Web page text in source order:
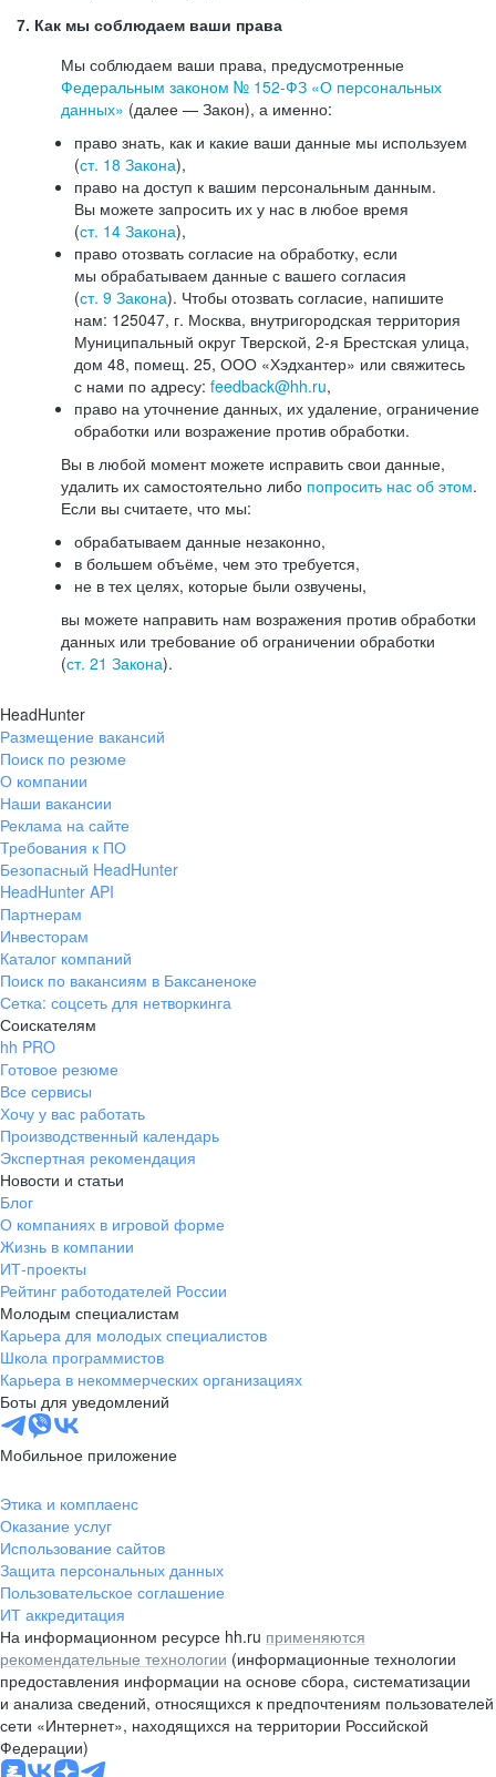
7. Как мы соблюдаем ваши права
Мы соблюдаем ваши права, предусмотренные
Федеральным законом № 152-ФЗ «О персональных
данных» (далее — Закон), а именно:
право знать, как и какие ваши данные мы используем
(ст. 18 Закона),
право на доступ к вашим персональным данным.
Вы можете запросить их у нас в любое время
(ст. 14 Закона),
право отозвать согласие на обработку, если
мы обрабатываем данные с вашего согласия
(ст. 9 Закона). Чтобы отозвать согласие, напишите
нам: 125047, г. Москва, внутригородская территория
Муниципальный округ Тверской, 2-я Брестская улица,
дом 48, помещ. 25, ООО «Хэдхантер» или свяжитесь
с нами по адресу: feedback@hh.ru,
право на уточнение данных, их удаление, ограничение
обработки или возражение против обработки.
Вы в любой момент можете исправить свои данные,
удалить их самостоятельно либо попросить нас об этом.
Если вы считаете, что мы:
обрабатываем данные незаконно,
в большем объёме, чем это требуется,
не в тех целях, которые были озвучены,
вы можете направить нам возражения против обработки
данных или требование об ограничении обработки
(ст. 21 Закона).
HeadHunter
Размещение вакансий
Поиск по резюме
О компании
Наши вакансии
Реклама на сайте
Требования к ПО
Безопасный HeadHunter
HeadHunter API
Партнерам
Инвесторам
Каталог компаний
Поиск по вакансиям в Баксаненоке
Сетка: соцсеть для нетворкинга
Соискателям
hh PRO
Готовое резюме
Все сервисы
Хочу у вас работать
Производственный календарь
Экспертная рекомендация
Новости и статьи
Блог
О компаниях в игровой форме
Жизнь в компании
ИТ-проекты
Рейтинг работодателей России
Молодым специалистам
Карьера для молодых специалистов
Школа программистов
Карьера в некоммерческих организациях
Боты для уведомлений
Мобильное приложение
Этика и комплаенс
Оказание услуг
Использование сайтов
Защита персональных данных
Пользовательское соглашение
ИТ аккредитация
На информационном ресурсе hh.ru применяются
рекомендательные технологии (информационные технологии
предоставления информации на основе сбора, систематизации
и анализа сведений, относящихся к предпочтениям пользователей
сети «Интернет», находящихся на территории Российской
Федерации)